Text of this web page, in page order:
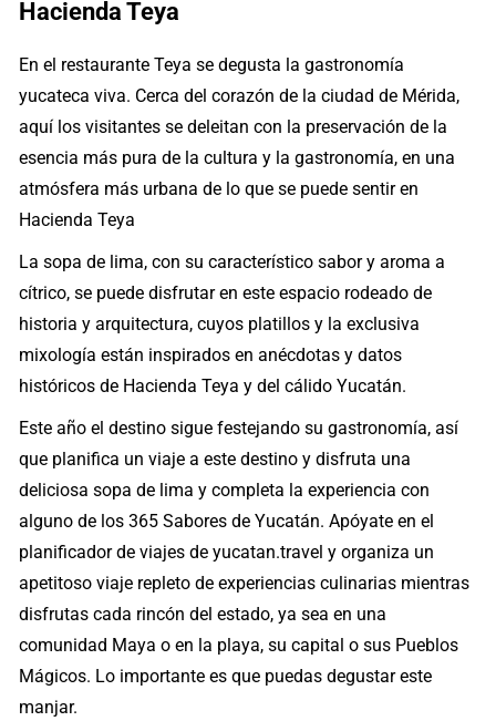
Hacienda Teya
En el restaurante Teya se degusta la gastronomía
yucateca viva. Cerca del corazón de la ciudad de Mérida,
aquí los visitantes se deleitan con la preservación de la
esencia más pura de la cultura y la gastronomía, en una
atmósfera más urbana de lo que se puede sentir en
Hacienda Teya
La sopa de lima, con su característico sabor y aroma a
cítrico, se puede disfrutar en este espacio rodeado de
historia y arquitectura, cuyos platillos y la exclusiva
mixología están inspirados en anécdotas y datos
históricos de Hacienda Teya y del cálido Yucatán.
Este año el destino sigue festejando su gastronomía, así
que planifica un viaje a este destino y disfruta una
deliciosa sopa de lima y completa la experiencia con
alguno de los 365 Sabores de Yucatán. Apóyate en el
planificador de viajes de yucatan.travel y organiza un
apetitoso viaje repleto de experiencias culinarias mientras
disfrutas cada rincón del estado, ya sea en una
comunidad Maya o en la playa, su capital o sus Pueblos
Mágicos. Lo importante es que puedas degustar este
manjar.